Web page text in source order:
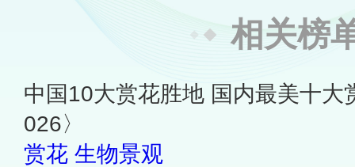
相关榜
中国10大赏花胜地 国内最美十大
026〉
赏花 生物景观